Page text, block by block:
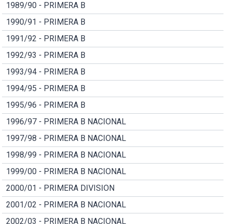
1989/90 - PRIMERA B
1990/91 - PRIMERA B
1991/92 - PRIMERA B
1992/93 - PRIMERA B
1993/94 - PRIMERA B
1994/95 - PRIMERA B
1995/96 - PRIMERA B
1996/97 - PRIMERA B NACIONAL
1997/98 - PRIMERA B NACIONAL
1998/99 - PRIMERA B NACIONAL
1999/00 - PRIMERA B NACIONAL
2000/01 - PRIMERA DIVISION
2001/02 - PRIMERA B NACIONAL
2002/03 - PRIMERA B NACIONAL